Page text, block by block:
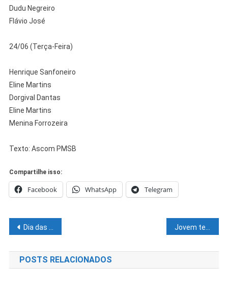
Dudu Negreiro
Flávio José
24/06 (Terça-Feira)
Henrique Sanfoneiro
Eline Martins
Dorgival Dantas
Eline Martins
Menina Forrozeira
Texto: Ascom PMSB
Compartilhe isso:
Facebook WhatsApp Telegram
Navegação
de
Post
Dia das Mães em Juazeiro tem o melhor resultado dos últimos 5 anos, com aumento de 8% nas vendas, superando a inflação, aponta CDL.
POSTS RELACIONADOS